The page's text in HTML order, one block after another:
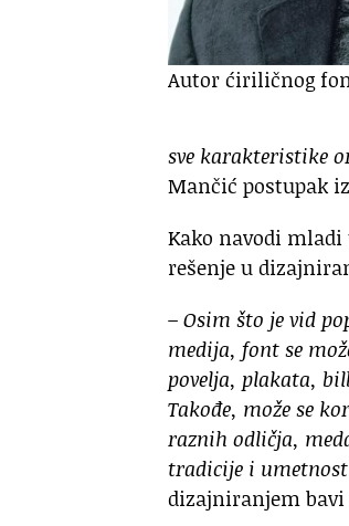
Autor ćiriličnog
sve karakteristike
Mančić postupak
Kako navodi
rešenje u
– Osim što je vid
medija, font se
povelja, plakata,
Takođe, može se
raznih odličja,
tradicije i
dizajniranjem bavi